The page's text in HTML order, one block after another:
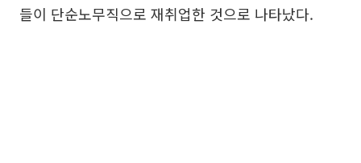
들이 단순노무직으로 재취업한 것으로 나타났다.